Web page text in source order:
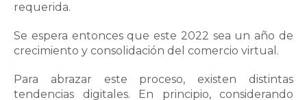
requerida.
Se espera entonces que este 2022 sea un año de
crecimiento y consolidación del comercio virtual.
Para abrazar este proceso, existen distintas
tendencias digitales. En principio, considerando